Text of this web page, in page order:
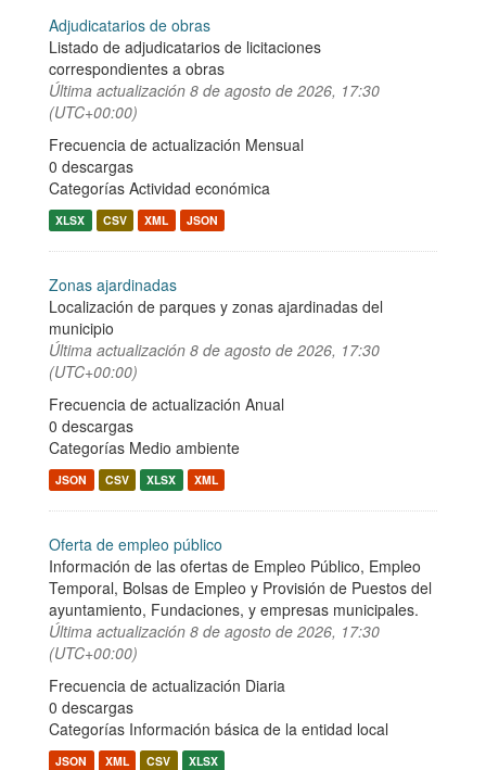
Adjudicatarios de obras
Listado de adjudicatarios de licitaciones
correspondientes a obras
Última actualización 8 de agosto de 2026, 17:30
(UTC+00:00)
Frecuencia de actualización Mensual
0 descargas
Categorías Actividad económica
XLSX CSV XML JSON
Zonas ajardinadas
Localización de parques y zonas ajardinadas del
municipio
Última actualización 8 de agosto de 2026, 17:30
(UTC+00:00)
Frecuencia de actualización Anual
0 descargas
Categorías Medio ambiente
JSON CSV XLSX XML
Oferta de empleo público
Información de las ofertas de Empleo Público, Empleo
Temporal, Bolsas de Empleo y Provisión de Puestos del
ayuntamiento, Fundaciones, y empresas municipales.
Última actualización 8 de agosto de 2026, 17:30
(UTC+00:00)
Frecuencia de actualización Diaria
0 descargas
Categorías Información básica de la entidad local
JSON XML CSV XLSX